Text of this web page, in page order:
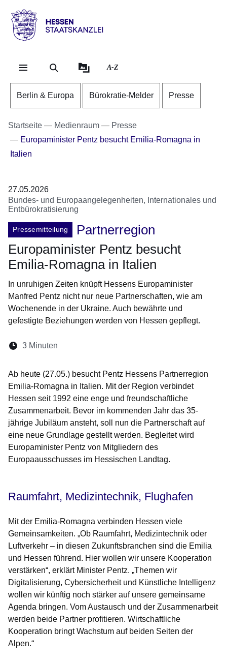
Hessen
Staatskanzlei
A-Z
Berlin & Europa Bürokratie-Melder Presse
Startseite Medienraum
Presse
Europaminister Pentz besucht Emilia-Romagna in
Italien
27.05.2026
Bundes- und Europaangelegenheiten, Internationales und
Entbürokratisierung
Pressemitteilung
Partnerregion
Europaminister Pentz besucht
Emilia-Romagna in Italien
In unruhigen Zeiten knüpft Hessens Europaminister
Manfred Pentz nicht nur neue Partnerschaften, wie am
Wochenende in der Ukraine. Auch bewährte und
gefestigte Beziehungen werden von Hessen gepflegt.
Lesedauer:
3 Minuten
Ab heute (27.05.) besucht Pentz Hessens Partnerregion
Emilia-Romagna in Italien. Mit der Region verbindet
Hessen seit 1992 eine enge und freundschaftliche
Zusammenarbeit. Bevor im kommenden Jahr das 35-
jährige Jubiläum ansteht, soll nun die Partnerschaft auf
eine neue Grundlage gestellt werden. Begleitet wird
Europaminister Pentz von Mitgliedern des
Europaausschusses im Hessischen Landtag.
Raumfahrt, Medizintechnik, Flughafen
Mit der Emilia-Romagna verbinden Hessen viele
Gemeinsamkeiten. „Ob Raumfahrt, Medizintechnik oder
Luftverkehr – in diesen Zukunftsbranchen sind die Emilia
und Hessen führend. Hier wollen wir unsere Kooperation
verstärken“, erklärt Minister Pentz. „Themen wir
Digitalisierung, Cybersicherheit und Künstliche Intelligenz
wollen wir künftig noch stärker auf unsere gemeinsame
Agenda bringen. Vom Austausch und der Zusammenarbeit
werden beide Partner profitieren. Wirtschaftliche
Kooperation bringt Wachstum auf beiden Seiten der
Alpen.“